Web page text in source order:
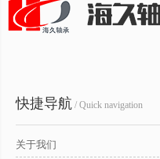
快捷导航 / Quick navigation
关于我们